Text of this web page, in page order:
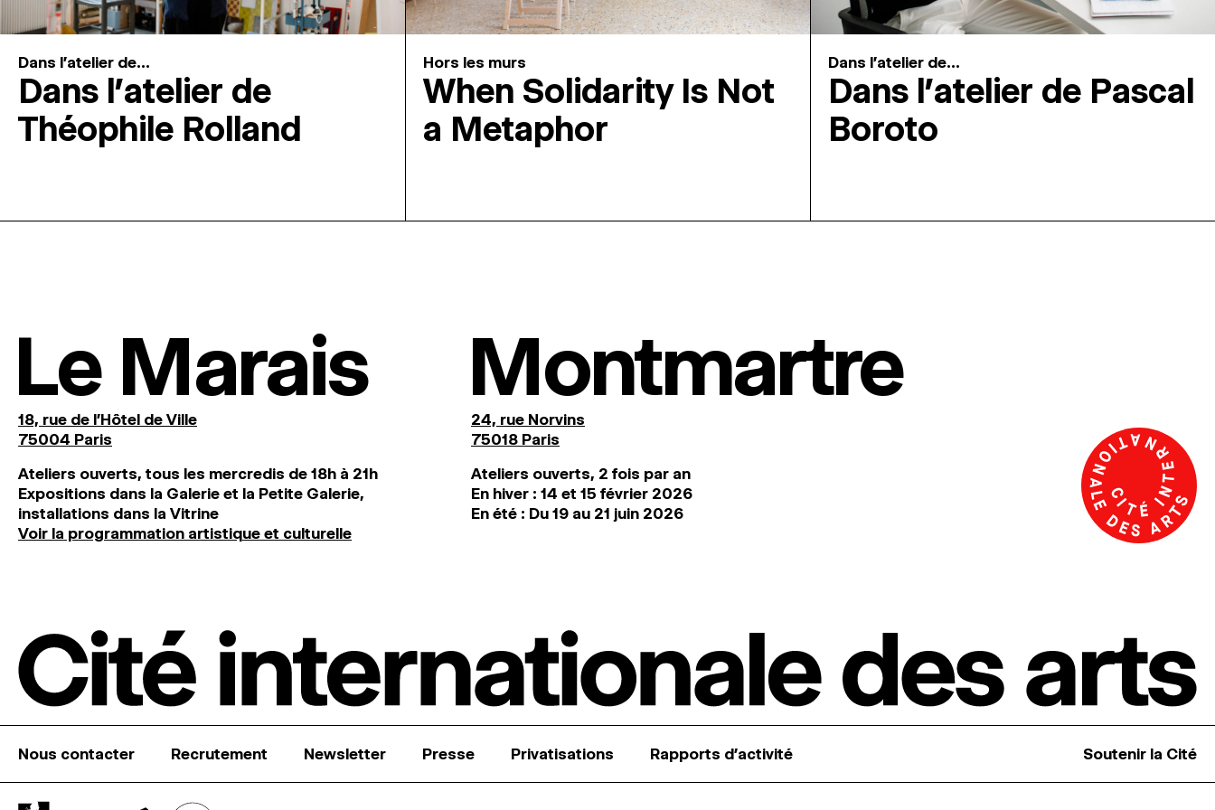
Dans l'atelier de...
Dans l’atelier de
Théophile Rolland
Hors les murs
When Solidarity Is Not
a Metaphor
Dans l'atelier de...
Dans l’atelier de Pascal
Boroto
Le Marais
18, rue de l'Hôtel de Ville
75004 Paris
Ateliers ouverts, tous les mercredis de 18h à 21h
Expositions dans la Galerie et la Petite Galerie,
installations dans la Vitrine
Voir la programmation artistique et culturelle
Montmartre
24, rue Norvins
75018 Paris
Ateliers ouverts, 2 fois par an
En hiver : 14 et 15 février 2026
En été : Du 19 au 21 juin 2026
Nous contacter Recrutement Newsletter Presse Privatisations Rapports d’activité Soutenir la Cité